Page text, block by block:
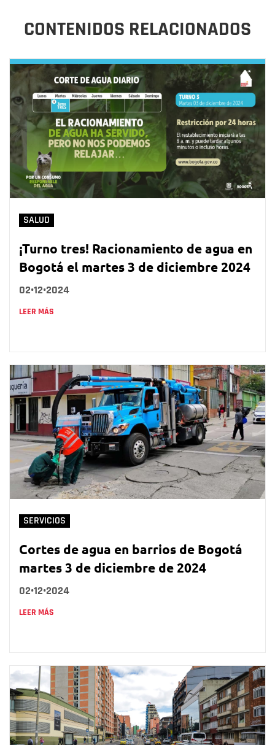
CONTENIDOS RELACIONADOS
SALUD
¡Turno tres! Racionamiento de agua en
Bogotá el martes 3 de diciembre 2024
02•12•2024
LEER MÁS
SERVICIOS
Cortes de agua en barrios de Bogotá
martes 3 de diciembre de 2024
02•12•2024
LEER MÁS